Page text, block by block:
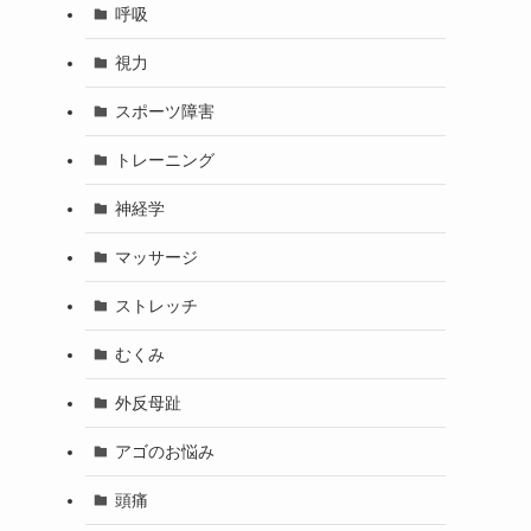
呼吸
視力
スポーツ障害
トレーニング
神経学
マッサージ
ストレッチ
むくみ
外反母趾
アゴのお悩み
頭痛